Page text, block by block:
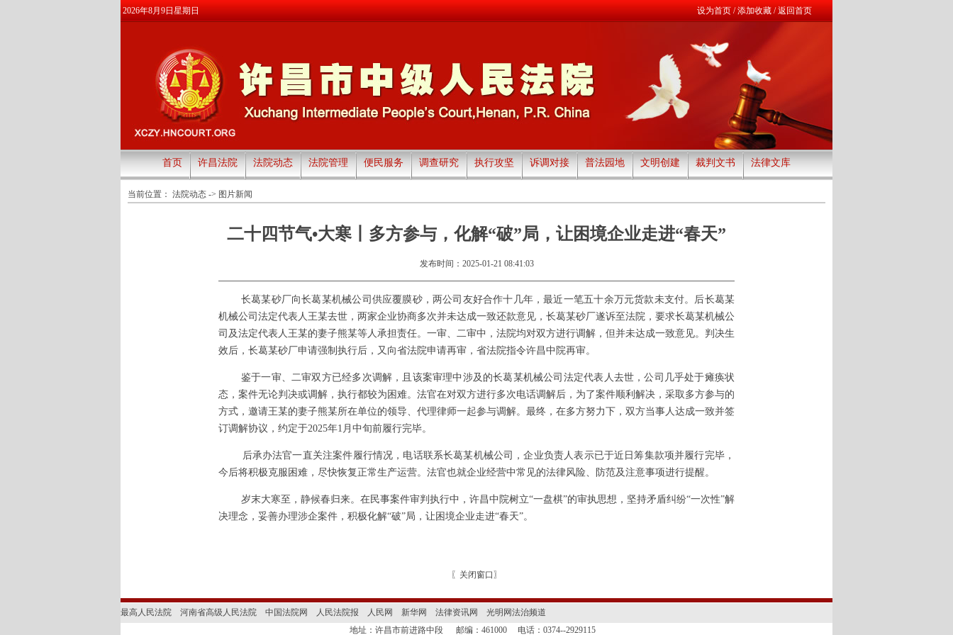
2026年8月9日星期日 设为首页/添加收藏/返回首页
首页 许昌法院 法院动态 法院管理 便民服务 调查研究 执行攻坚 诉调对接 普法园地 文明创建 裁判文书 法律文库
当前位置： 法院动态 -> 图片新闻
二十四节气•大寒丨多方参与，化解“破”局，让困境企业走进“春天”
发布时间：2025-01-21 08:41:03
长葛某砂厂向长葛某机械公司供应覆膜砂，两公司友好合作十几年，最近一笔五十余万元货款未支付。后长葛某
机械公司法定代表人王某去世，两家企业协商多次并未达成一致还款意见，长葛某砂厂遂诉至法院，要求长葛某机械公
司及法定代表人王某的妻子熊某等人承担责任。一审、二审中，法院均对双方进行调解，但并未达成一致意见。判决生
效后，长葛某砂厂申请强制执行后，又向省法院申请再审，省法院指令许昌中院再审。
鉴于一审、二审双方已经多次调解，且该案审理中涉及的长葛某机械公司法定代表人去世，公司几乎处于瘫痪状
态，案件无论判决或调解，执行都较为困难。法官在对双方进行多次电话调解后，为了案件顺利解决，采取多方参与的
方式，邀请王某的妻子熊某所在单位的领导、代理律师一起参与调解。 最终，在多方努力下，双方当事人达成一致并签
订调解协议，约定于2025年1月中旬前履行完毕。
后承办法官一直关注案件履行情况，电话联系长葛某机械公司，企业负责人表示已于近日筹集款项并履行完毕，
今后将积极克服困难，尽快恢复正常生产运营。法官也就企业经营中常见的法律风险、防范及注意事项进行提醒。
岁末大寒至，静候春归来。在民事案件审判执行中，许昌中院树立“一盘棋”的审执思想，坚持矛盾纠纷“一次性”解
决理念，妥善办理涉企案件，积极化解“破”局，让困境企业走进“春天”。
〖 关闭窗口 〗
最高人民法院 河南省高级人民法院 中国法院网 人民法院报 人民网 新华网 法律资讯网
光明网法治频道
地址：许昌市前进路中段 邮编：461000 电话：0374--2929115